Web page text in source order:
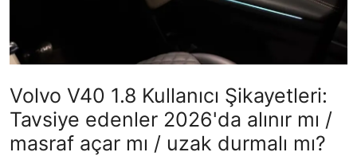
Yağlar & Sıvılar
LPG & Yakıt
Elektrik & Akü
Volvo V40 1.8 Kullanıcı Şikayetleri:
Tavsiye edenler 2026'da alınır mı /
masraf açar mı / uzak durmalı mı?